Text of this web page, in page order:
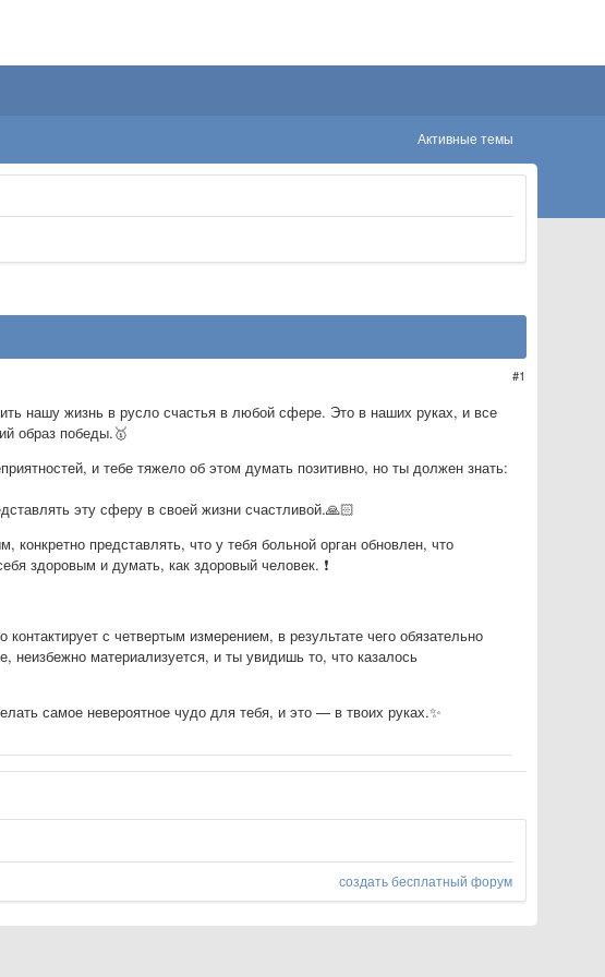
Активные темы
1
нашу жизнь в русло счастья в любой сфере. Это в наших руках, и все
образ победы.🥇
и тебе тяжело об этом думать позитивно, но ты должен знать:
эту сферу в своей жизни счастливой.🙏🏻
представлять, что у тебя больной орган обновлен, что
здоровым и думать, как здоровый человек. ❗️
с четвертым измерением, в результате чего обязательно
неизбежно материализуется, и ты увидишь то, что казалось
самое невероятное чудо для тебя, и это — в твоих руках.✨
создать бесплатный форум